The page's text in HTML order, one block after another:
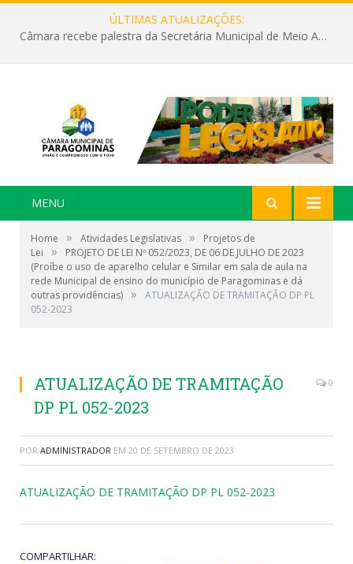
ÚLTIMAS ATUALIZAÇÕES:
Câmara recebe palestra da Secretária Municipal de Meio Ambiente sobre as ações da “SEMANA DO MEIO AMBIENTE”
MENU
Home » Atividades Legislativas »
Projetos de
Lei
»
PROJETO DE LEI Nº 052/2023, DE 06 DE JULHO DE 2023
(Proíbe o uso de aparelho celular e Similar em sala de aula na
rede Municipal de ensino do município de Paragominas e dá
outras providências) »
ATUALIZAÇÃO DE TRAMITAÇÃO DP PL
052-2023
ATUALIZAÇÃO DE TRAMITAÇÃO
DP PL 052-2023
0
POR ADMINISTRADOR EM 20 DE SETEMBRO DE 2023
ATUALIZAÇÃO DE TRAMITAÇÃO DP PL 052-2023
COMPARTILHAR: